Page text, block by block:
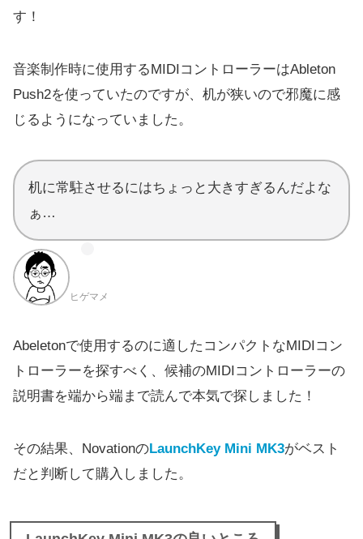
す！
音楽制作時に使用するMIDIコントローラーはAbleton
Push2を使っていたのですが、机が狭いので邪魔に感
じるようになっていました。
ヒゲマメ
机に常駐させるにはちょっと大きすぎるんだよな
ぁ…
Abeletonで使用するのに適したコンパクトなMIDIコン
トローラーを探すべく、候補のMIDIコントローラーの
説明書を端から端まで読んで本気で探しました！
その結果、NovationのLaunchKey Mini MK3がベスト
だと判断して購入しました。